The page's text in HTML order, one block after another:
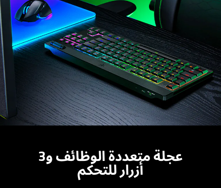
عجلة متعددة الوظائف و3
أزرار للتحكم